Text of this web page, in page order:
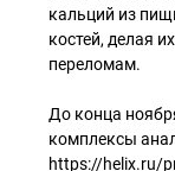
кальций из
костей, делая
переломам.
До конца
комплексы
https://helix.ru/